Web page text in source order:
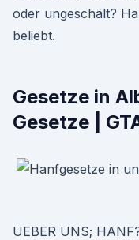
oder ungeschält?
beliebt.
Gesetze in
Gesetze |
UEBER UNS;